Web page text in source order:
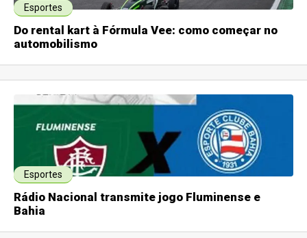
Esportes
Do rental kart à Fórmula Vee: como começar no
automobilismo
Esportes
Rádio Nacional transmite jogo Fluminense e
Bahia